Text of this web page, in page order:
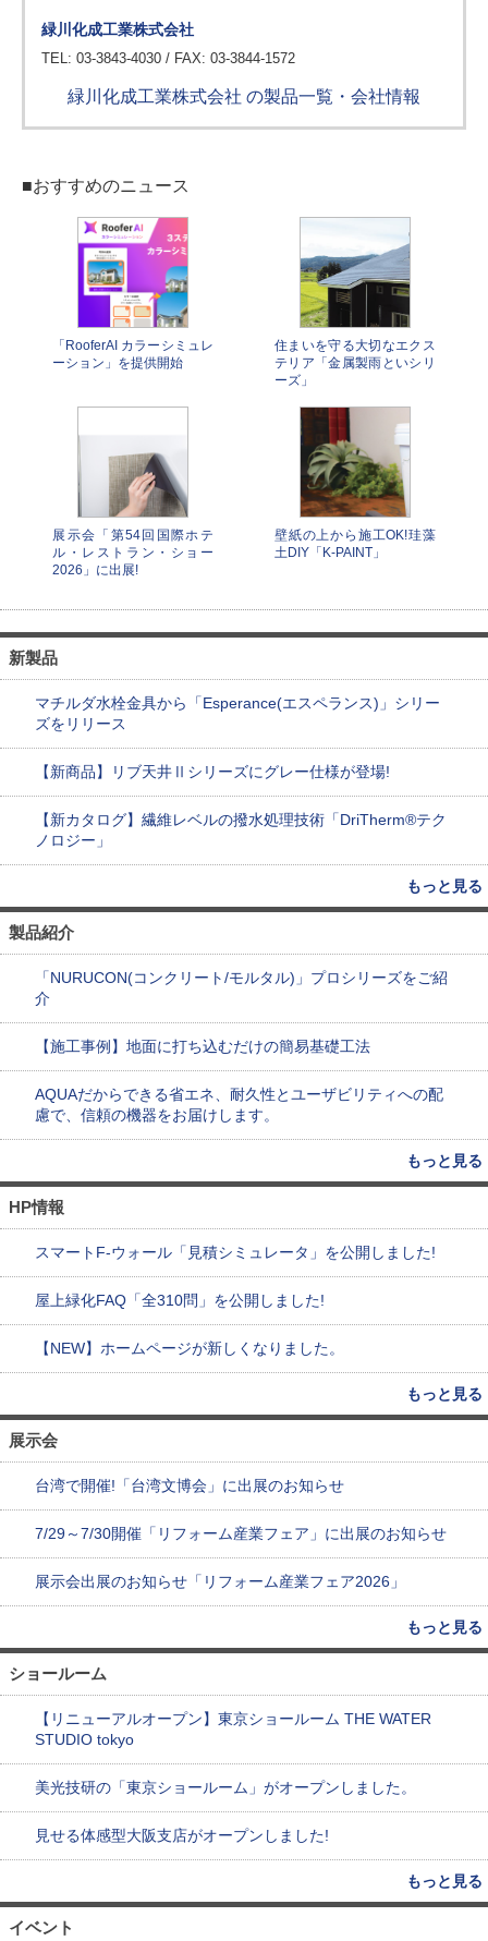
緑川化成工業株式会社
TEL: 03-3843-4030 / FAX: 03-3844-1572
緑川化成工業株式会社 の製品一覧・会社情報
■おすすめのニュース
「RooferAI カラーシミュレ
ーション」を提供開始
住まいを守る大切なエクス
テリア「金属製雨といシリ
ーズ」
展示会「第54回国際ホテ
ル・レストラン・ショー
2026」に出展!
壁紙の上から施工OK!珪藻
土DIY「K-PAINT」
新製品
マチルダ水栓金具から「Esperance(エスペランス)」シリー
ズをリリース
【新商品】リブ天井Ⅱシリーズにグレー仕様が登場!
【新カタログ】繊維レベルの撥水処理技術「DriTherm®テク
ノロジー」
もっと見る
製品紹介
「NURUCON(コンクリート/モルタル)」プロシリーズをご紹
介
【施工事例】地面に打ち込むだけの簡易基礎工法
AQUAだからできる省エネ、耐久性とユーザビリティへの配
慮で、信頼の機器をお届けします。
もっと見る
HP情報
スマートF-ウォール「見積シミュレータ」を公開しました!
屋上緑化FAQ「全310問」を公開しました!
【NEW】ホームページが新しくなりました。
もっと見る
展示会
台湾で開催!「台湾文博会」に出展のお知らせ
7/29～7/30開催「リフォーム産業フェア」に出展のお知らせ
展示会出展のお知らせ「リフォーム産業フェア2026」
もっと見る
ショールーム
【リニューアルオープン】東京ショールーム THE WATER
STUDIO tokyo
美光技研の「東京ショールーム」がオープンしました。
見せる体感型大阪支店がオープンしました!
もっと見る
イベント